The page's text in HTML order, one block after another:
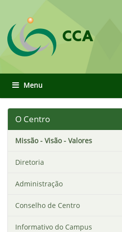
CCA
Toggle navigation
O Centro
Missão - Visão - Valores
Diretoria
Administração
Conselho de Centro
Informativo do Campus